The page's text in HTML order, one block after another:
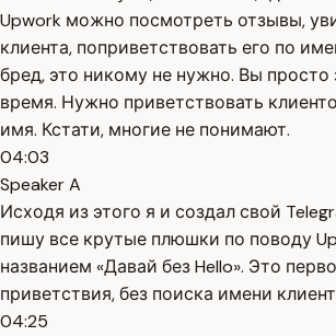
Upwork можно посмотреть отзывы,
клиента, поприветствовать его по
бред, это никому не нужно. Вы просто
время. Нужно приветствовать
имя. Кстати, многие не понимают.
04:03
Speaker A
Исходя из этого я и создал свой
пишу все крутые плюшки по поводу
названием «Давай без Hello». Это
приветствия, без поиска имени
04:25